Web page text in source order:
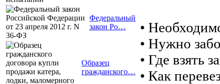
Федеральный
закон Ро…
Образец
гражданского…
•
• Нужно
• Где взять
• Как